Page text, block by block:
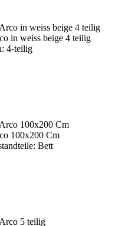
in weiss beige 4 teilig
4-teilig
100x200 Cm
Bett